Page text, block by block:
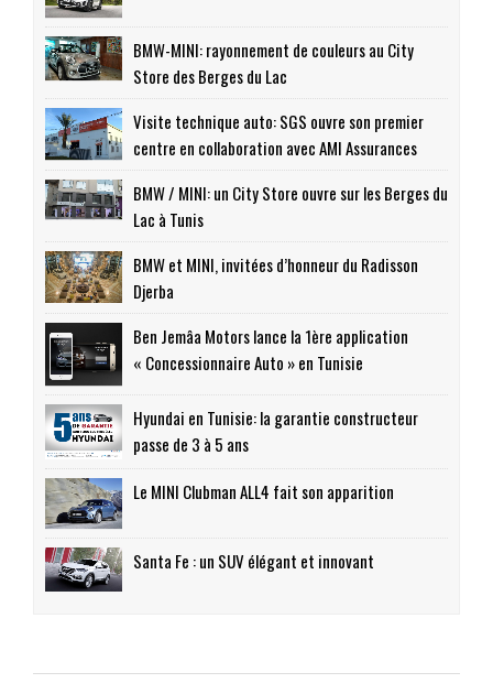
BMW-MINI: rayonnement de couleurs au City
Store des Berges du Lac
Visite technique auto: SGS ouvre son premier
centre en collaboration avec AMI Assurances
BMW / MINI: un City Store ouvre sur les Berges du
Lac à Tunis
BMW et MINI, invitées d’honneur du Radisson
Djerba
Ben Jemâa Motors lance la 1ère application
« Concessionnaire Auto » en Tunisie
Hyundai en Tunisie: la garantie constructeur
passe de 3 à 5 ans
Le MINI Clubman ALL4 fait son apparition
Santa Fe : un SUV élégant et innovant